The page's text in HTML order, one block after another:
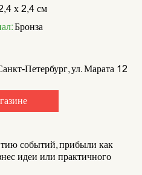
х 2,4 см
Бронза
Петербург, ул. Марата 12
событий, прибыли как
идеи или практичного